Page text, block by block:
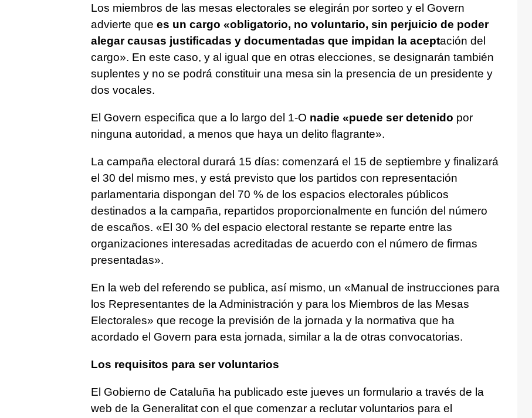
Los miembros de las mesas electorales se elegirán por sorteo y el Govern
advierte que es un cargo «obligatorio, no voluntario, sin perjuicio de poder
alegar causas justificadas y documentadas que impidan la aceptación del
cargo». En este caso, y al igual que en otras elecciones, se designarán también
suplentes y no se podrá constituir una mesa sin la presencia de un presidente y
dos vocales.
El Govern especifica que a lo largo del 1-O nadie «puede ser detenido por
ninguna autoridad, a menos que haya un delito flagrante».
La campaña electoral durará 15 días: comenzará el 15 de septiembre y finalizará
el 30 del mismo mes, y está previsto que los partidos con representación
parlamentaria dispongan del 70 % de los espacios electorales públicos
destinados a la campaña, repartidos proporcionalmente en función del número
de escaños. «El 30 % del espacio electoral restante se reparte entre las
organizaciones interesadas acreditadas de acuerdo con el número de firmas
presentadas».
En la web del referendo se publica, así mismo, un «Manual de instrucciones para
los Representantes de la Administración y para los Miembros de las Mesas
Electorales» que recoge la previsión de la jornada y la normativa que ha
acordado el Govern para esta jornada, similar a la de otras convocatorias.
Los requisitos para ser voluntarios
El Gobierno de Cataluña ha publicado este jueves un formulario a través de la
web de la Generalitat con el que comenzar a reclutar voluntarios para el